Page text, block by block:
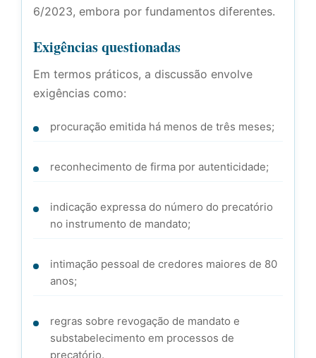
6/2023, embora por fundamentos diferentes.
Exigências questionadas
Em termos práticos, a discussão envolve
exigências como:
procuração emitida há menos de três meses;
reconhecimento de firma por autenticidade;
indicação expressa do número do precatório
no instrumento de mandato;
intimação pessoal de credores maiores de 80
anos;
regras sobre revogação de mandato e
substabelecimento em processos de
precatório.